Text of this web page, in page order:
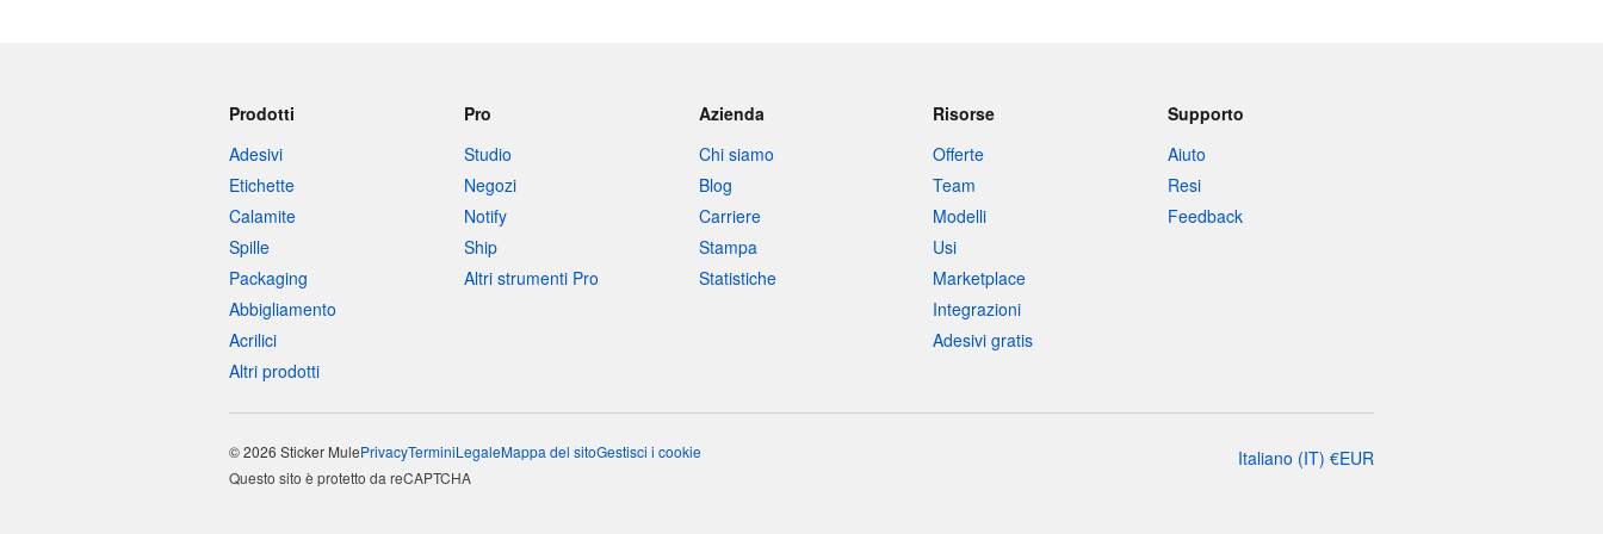
Prodotti
Adesivi
Etichette
Calamite
Spille
Packaging
Abbigliamento
Acrilici
Altri prodotti
Pro
Studio
Negozi
Notify
Ship
Altri strumenti Pro
Azienda
Chi siamo
Blog
Carriere
Stampa
Statistiche
Risorse
Offerte
Team
Modelli
Usi
Marketplace
Integrazioni
Adesivi gratis
Supporto
Aiuto
Resi
Feedback
© 2026 Sticker MulePrivacyTerminiLegaleMappa del sitoGestisci i cookie Italiano (IT) €EUR
Questo sito è protetto da reCAPTCHA